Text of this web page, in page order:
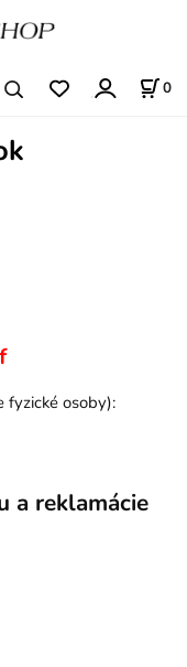
0
fyzické osoby):
a reklamácie